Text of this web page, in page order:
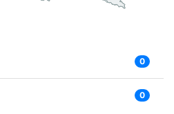
0
0